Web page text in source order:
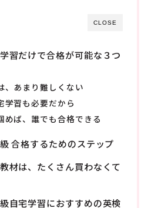
CLOSE
習だけで合格が可能な３つ
、あまり難しくない
学習も必要だから
めば、誰でも合格できる
合格するためのステップ
材は、たくさん買わなくて
自宅学習におすすめの英検